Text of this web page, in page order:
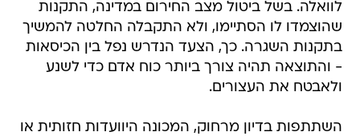
לוואלה. בשל ביטול מצב החירום במדינה, התקנות
שהוצמדו לו הסתיימו, ולא התקבלה החלטה להמשיך
בתקנות השגרה. כך, הצעד הנדרש נפל בין הכיסאות
- והתוצאה תהיה צורך ביותר כוח אדם כדי לשנע
ולאבטח את העצורים.
השתתפות בדיון מרחוק, המכונה היוועדות חזותית או